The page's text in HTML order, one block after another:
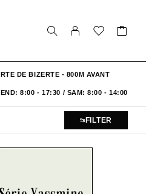
DE BIZERTE - 800M AVANT
8:00 - 17:30 / SAM: 8:00 - 14:00
FILTER